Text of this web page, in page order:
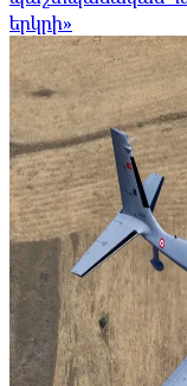
երկրի»